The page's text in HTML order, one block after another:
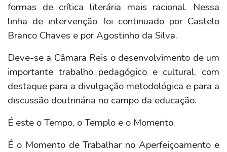
formas de crítica literária mais racional. Nessa
linha de intervenção foi continuado por Castelo
Branco Chaves e por Agostinho da Silva.
Deve-se a Câmara Reis o desenvolvimento de um
importante trabalho pedagógico e cultural, com
destaque para a divulgação metodológica e para a
discussão doutrinária no campo da educação.
É este o Tempo, o Templo e o Momento.
É o Momento de Trabalhar no Aperfeiçoamento e